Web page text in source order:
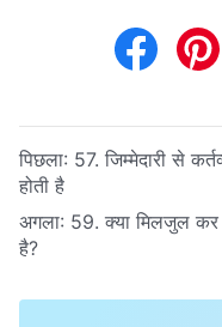
पिछला: 57. जिम्मेदारी से
होती है
अगला: 59. क्या मिलजुल कर
है?